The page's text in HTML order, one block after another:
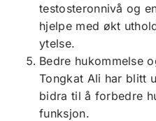
testosteronnivå og
hjelpe med økt
ytelse.
Bedre hukommelse
Tongkat Ali har blitt
bidra til å forbedre
funksjon.